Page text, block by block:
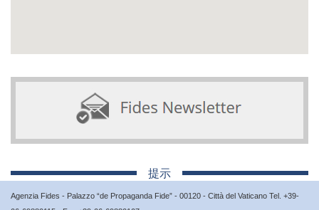
提示
Agenzia Fides - Palazzo “de Propaganda Fide” - 00120 - Città del Vaticano Tel. +39-